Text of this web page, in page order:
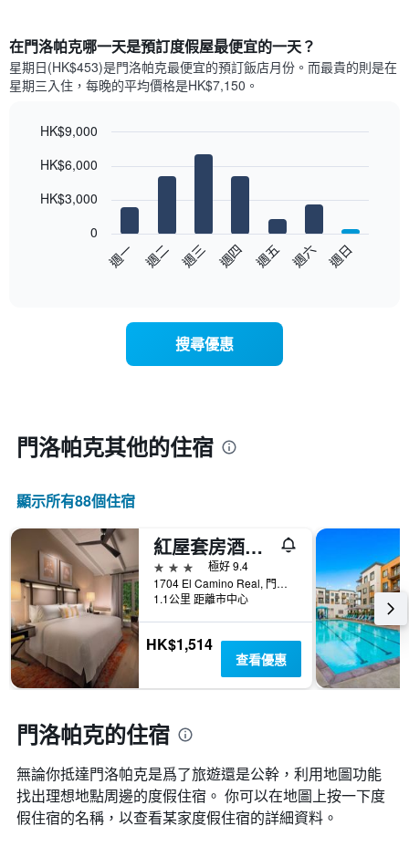
在門洛帕克哪一天是預訂度假屋最便宜的一天？
星期日(HK$453)是門洛帕克​最便宜的預訂飯店月份。而最貴的則是在
星期三​入住，每晚的平均價格是HK$7,150​​。
chart
房
間
價
圖
表
具
有
1
X
軸，
一
週
中
的
各
天
graphic.
週一 週二 週三 週四 週五 週六 週日
0
HK$3,000
HK$6,000
HK$9,000
搜尋優惠
門洛帕克​其他的住宿
顯示所有88​個住宿
紅屋套房酒店 - 門洛公園
3星級
極好 9.4
1704 El Camino Real, 門洛帕克, CA, 美國
1.1公里 距離市中心
HK$1,514
查看優惠
門洛帕克的住宿
無論你抵達門洛帕克​是爲了旅遊還是公幹，利用地圖功能
找出理想地點周邊的度假住宿。 你可以在地圖上按一下度
假住宿的名稱，以查看某家度假住宿的詳細資料。